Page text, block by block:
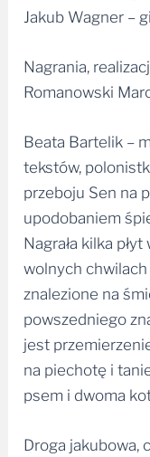
Jakub Wagner –
Nagrania,
Romanowski
Beata Bartelik –
tekstów,
przeboju Sen na
upodobaniem
Nagrała kilka
wolnych
znalezione na
powszedniego
jest
na piechotę i
psem i dwoma
Droga jakubowa,